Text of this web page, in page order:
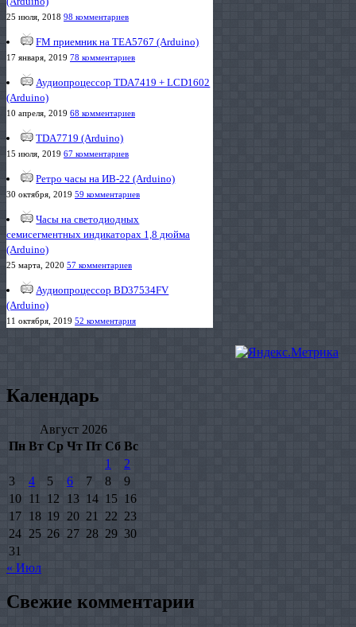
25 июля, 2018 98 комментариев
FM приемник на TEA5767 (Arduino)
17 января, 2019 78 комментариев
Аудиопроцессор TDA7419 + LCD1602
(Arduino)
10 апреля, 2019 68 комментариев
TDA7719 (Arduino)
15 июля, 2019 67 комментариев
Ретро часы на ИВ-22 (Arduino)
30 октября, 2019 59 комментариев
Часы на светодиодных
семисегментных индикаторах 1,8 дюйма
(Arduino)
25 марта, 2020 57 комментариев
Аудиопроцессор BD37534FV
(Arduino)
11 октября, 2019 52 комментария
Календарь
Август 2026
Пн Вт Ср Чт Пт Сб Вс
1
2
3
4 5 6 7 8
9
10
11 12 13 14 15 16
17 18 19 20 21 22 23
24 25 26 27 28 29 30
31
« Июл
Свежие комментарии